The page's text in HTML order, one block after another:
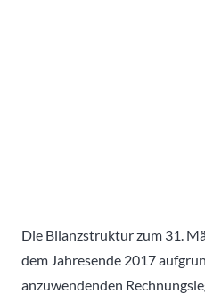
Die Bilanzstruktur zum 31.
dem Jahresende 2017
anzuwendenden